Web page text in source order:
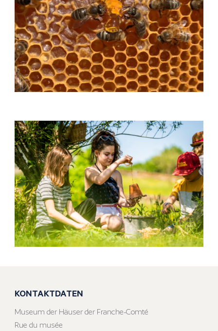
KONTAKTDATEN
Museum der Häuser der Franche-Comté
Rue du musée